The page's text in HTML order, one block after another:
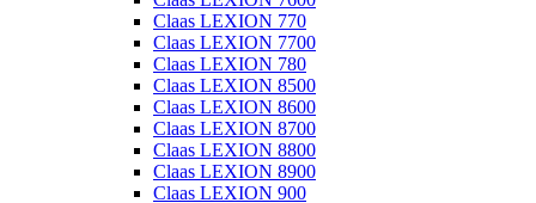
Claas LEXION 770
Claas LEXION 7700
Claas LEXION 780
Claas LEXION 8500
Claas LEXION 8600
Claas LEXION 8700
Claas LEXION 8800
Claas LEXION 8900
Claas LEXION 900